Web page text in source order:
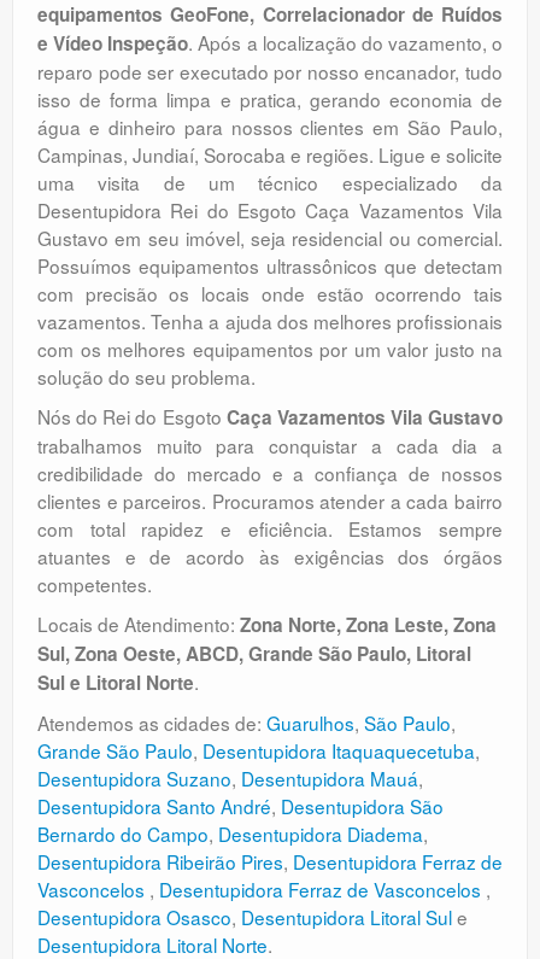
equipamentos GeoFone, Correlacionador de Ruídos
e Vídeo Inspeção. Após a localização do vazamento, o
reparo pode ser executado por nosso encanador, tudo
isso de forma limpa e pratica, gerando economia de
água e dinheiro para nossos clientes em São Paulo,
Campinas, Jundiaí, Sorocaba e regiões. Ligue e solicite
uma visita de um técnico especializado da
Desentupidora Rei do Esgoto Caça Vazamentos Vila
Gustavo em seu imóvel, seja residencial ou comercial.
Possuímos equipamentos ultrassônicos que detectam
com precisão os locais onde estão ocorrendo tais
vazamentos. Tenha a ajuda dos melhores profissionais
com os melhores equipamentos por um valor justo na
solução do seu problema.
Nós do Rei do Esgoto Caça Vazamentos Vila Gustavo
trabalhamos muito para conquistar a cada dia a
credibilidade do mercado e a confiança de nossos
clientes e parceiros. Procuramos atender a cada bairro
com total rapidez e eficiência. Estamos sempre
atuantes e de acordo às exigências dos órgãos
competentes.
Locais de Atendimento: Zona Norte, Zona Leste, Zona
Sul, Zona Oeste, ABCD, Grande São Paulo, Litoral
Sul e Litoral Norte.
Atendemos as cidades de: Guarulhos, São Paulo,
Grande São Paulo, Desentupidora Itaquaquecetuba,
Desentupidora Suzano, Desentupidora Mauá,
Desentupidora Santo André, Desentupidora São
Bernardo do Campo, Desentupidora Diadema,
Desentupidora Ribeirão Pires, Desentupidora Ferraz de
Vasconcelos , Desentupidora Ferraz de Vasconcelos ,
Desentupidora Osasco, Desentupidora Litoral Sule
Desentupidora Litoral Norte.